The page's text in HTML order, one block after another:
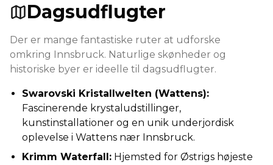
Dagsudflugter
Der er mange fantastiske ruter at udforske
omkring Innsbruck. Naturlige skønheder og
historiske byer er ideelle til dagsudflugter.
Swarovski Kristallwelten (Wattens):
Fascinerende krystaludstillinger,
kunstinstallationer og en unik underjordisk
oplevelse i Wattens nær Innsbruck.
Krimm Waterfall: Hjemsted for Østrigs højeste